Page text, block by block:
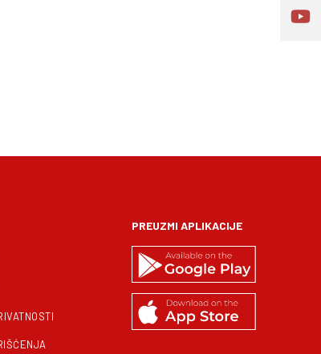
PREUZMI APLIKACIJE